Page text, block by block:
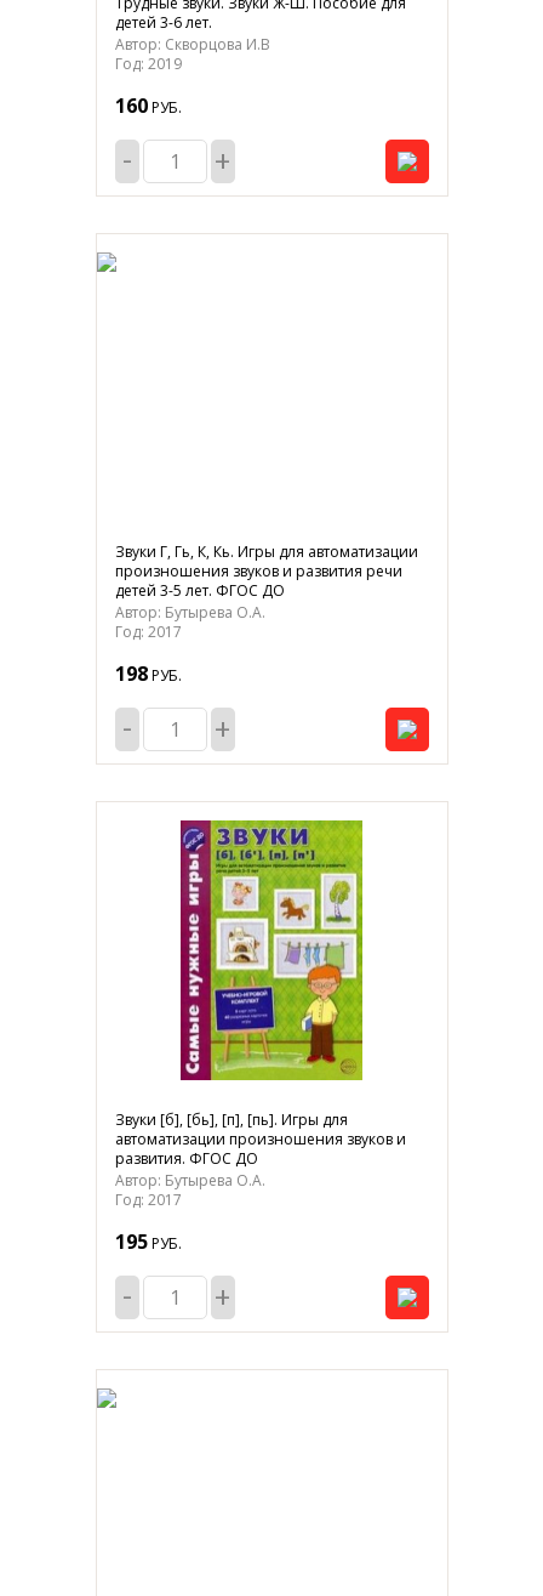
детей 3-6 лет.
Автор: Скворцова И.В
Год: 2019
160РУБ.
- +
Звуки Г, Гь, К, Кь. Игры для автоматизации
произношения звуков и развития речи
детей 3-5 лет. ФГОС ДО
Автор: Бутырева О.А.
Год: 2017
198РУБ.
- +
Звуки [б], [бь], [п], [пь]. Игры для
автоматизации произношения звуков и
развития. ФГОС ДО
Автор: Бутырева О.А.
Год: 2017
195РУБ.
- +